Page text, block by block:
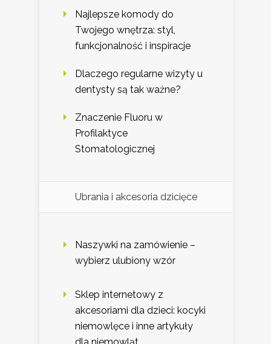
Najlepsze komody do
Twojego wnętrza: styl,
funkcjonalność i inspiracje
Dlaczego regularne wizyty u
dentysty są tak ważne?
Znaczenie Fluoru w
Profilaktyce
Stomatologicznej
Ubrania i akcesoria dzicięce
Naszywki na zamówienie –
wybierz ulubiony wzór
Sklep internetowy z
akcesoriami dla dzieci: kocyki
niemowlęce i inne artykuły
dla niemowląt